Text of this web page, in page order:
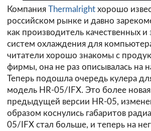
Компания Thermalright хорошо
российском рынке и давно
как производитель качественных
систем охлаждения для
читатели хорошо знакомы с
фирмы, она не раз описывалась на
Теперь подошла очередь кулера
модель HR-05/IFX. Это более
предыдущей версии HR-05,
образом коснулись габаритов
05/IFX стал больше, и теперь на